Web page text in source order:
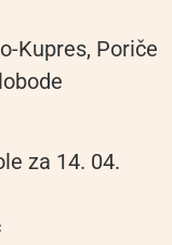
Kupres, Poriče
za 14. 04.